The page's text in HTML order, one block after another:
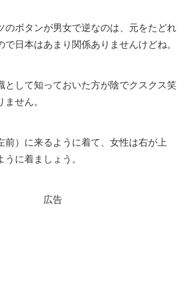
のボタンが男女で逆なのは、元をたどれ
で日本はあまり関係ありませんけどね。
として知っておいた方が陰でクスクス笑
せん。
前）に来るように着て、女性は右が上
うに着ましょう。
広告